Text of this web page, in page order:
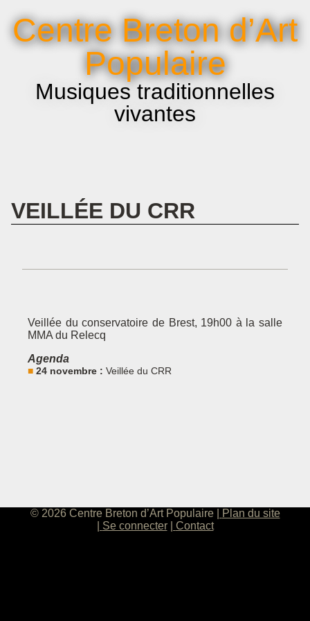
Centre Breton d’Art
Populaire
Musiques traditionnelles
vivantes
Infos pratiques
VEILLÉE DU CRR
Veillée du conservatoire de Brest, 19h00 à la salle
MMA du Relecq
Agenda
24 novembre : Veillée du CRR
© 2026 Centre Breton d’Art Populaire
Plan du site
Se connecter
Contact